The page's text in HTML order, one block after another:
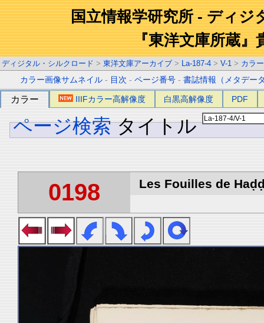
国立情報学研究所 - ディジ
『東洋文庫所蔵』
ディジタル・シルクロード > 東洋文庫アーカイブ > La-187-4 > V-1 > カラ
カラー画像サムネイル - 目次 -ページ番号 -書誌情報（メタデー
カラー IIIFカラー高解像度 白黒高解像度 PDF
ページ検索 タイトル
0198 Les Fouilles de